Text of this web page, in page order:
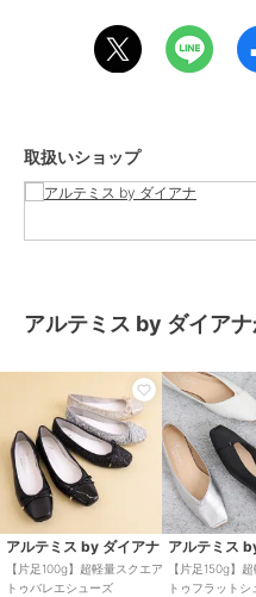
ットシューズ
8,800
可能性がございます。強くぶつ
分ご注意ください。
す。繊細な素材のものと合わせ
※撮影環境により、光の当たり
録ください！
新商品や再入荷など、お得な情
[型番:MP41764]
ブランド アルテミス
ショップ アルテミス
商品カテゴリ シューズ
取扱いショップ
アルテミス by ダイア
アルテミス by ダイアナ
【片足100g】超軽量スクエア
トゥバレエシューズ
アルテミス
【片足150g】
トゥフラットシ